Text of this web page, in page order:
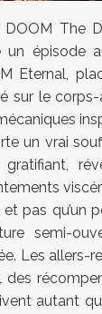
DOOM The
un épisode
Eternal,
sur le
un vrai
gratifiant,
pas qu’un
semi-
Les allers-
des
autant